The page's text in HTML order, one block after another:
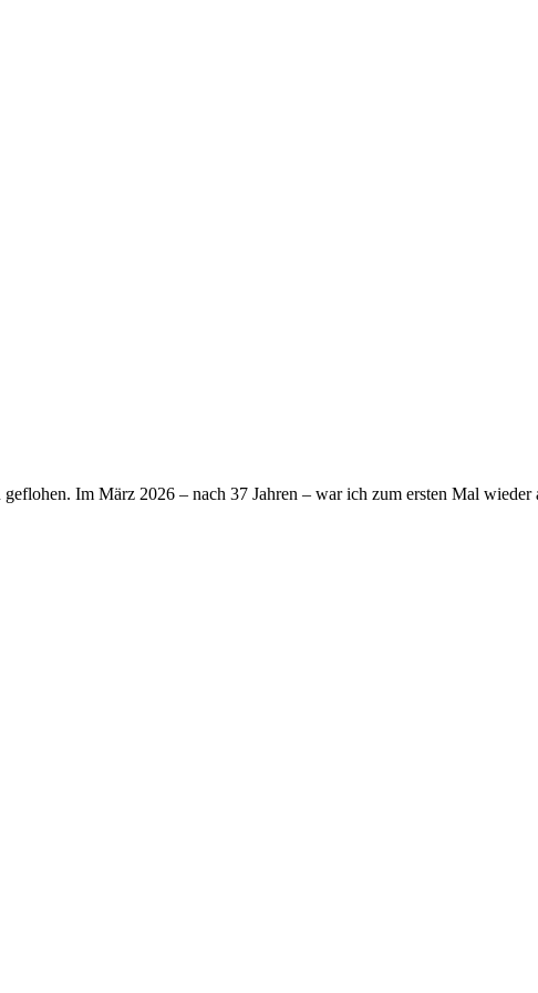
Im März 2026 – nach 37 Jahren – war ich zum ersten Mal